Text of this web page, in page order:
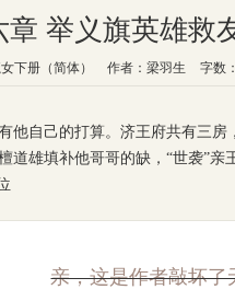
章 举义旗英雄救
下册（简体） 作者： 梁羽生 字数
他自己的打算。济王府共有三
道雄填补他哥哥的缺，“世袭”
亲，这是作者敲坏